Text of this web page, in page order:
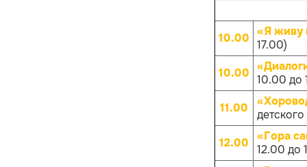
10.00 «Я живу
17.00)
10.00 10.00 до
11.00
12.00
«Гора
12.00 до